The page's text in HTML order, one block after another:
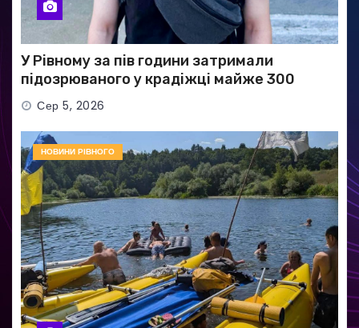
У Рівному за пів години затримали
підозрюваного у крадіжці майже 300
тисяч гривень
Сер 5, 2026
НОВИНИ РІВНОГО